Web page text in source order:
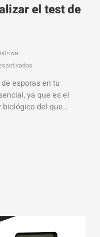
el test de
esporas en tu
ya que es el
del que